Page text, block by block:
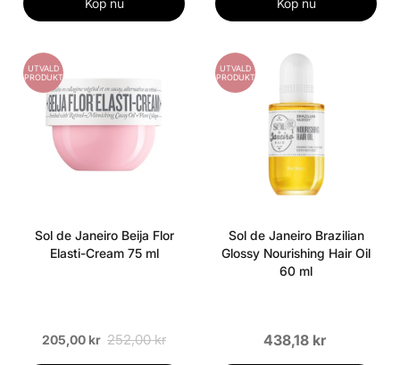
Köp nu Köp nu
UTVALD
PRODUKT
Sol de Janeiro Beija Flor
Elasti-Cream 75 ml
205,00 kr 252,00 kr
UTVALD
PRODUKT
Sol de Janeiro Brazilian
Glossy Nourishing Hair Oil
60 ml
438,18 kr